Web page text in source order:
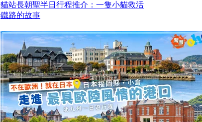
貓站長朝聖半日行程推介：一隻小貓救活
鐵路的故事